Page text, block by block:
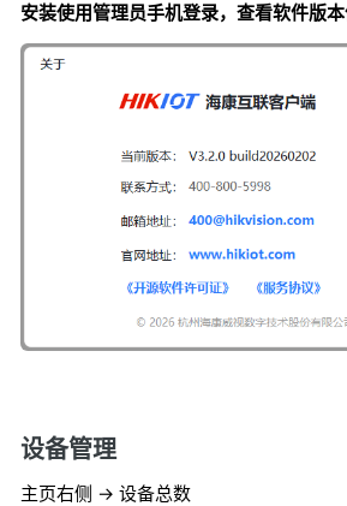
安装使用管理员手机登录，查看软件版本
设备管理
主页右侧 -> 设备总数